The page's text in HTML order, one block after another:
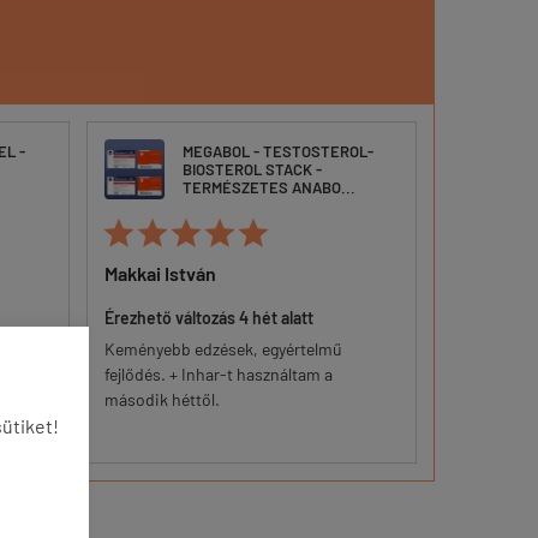
-
MEGABOL - TESTOSTEROL-
BIOSTEROL STACK -
TERMÉSZETES ANABO...

Makkai István
Érezhető változás 4 hét alatt
Keményebb edzések, egyértelmű
fejlődés. + Inhar-t használtam a
második héttől.